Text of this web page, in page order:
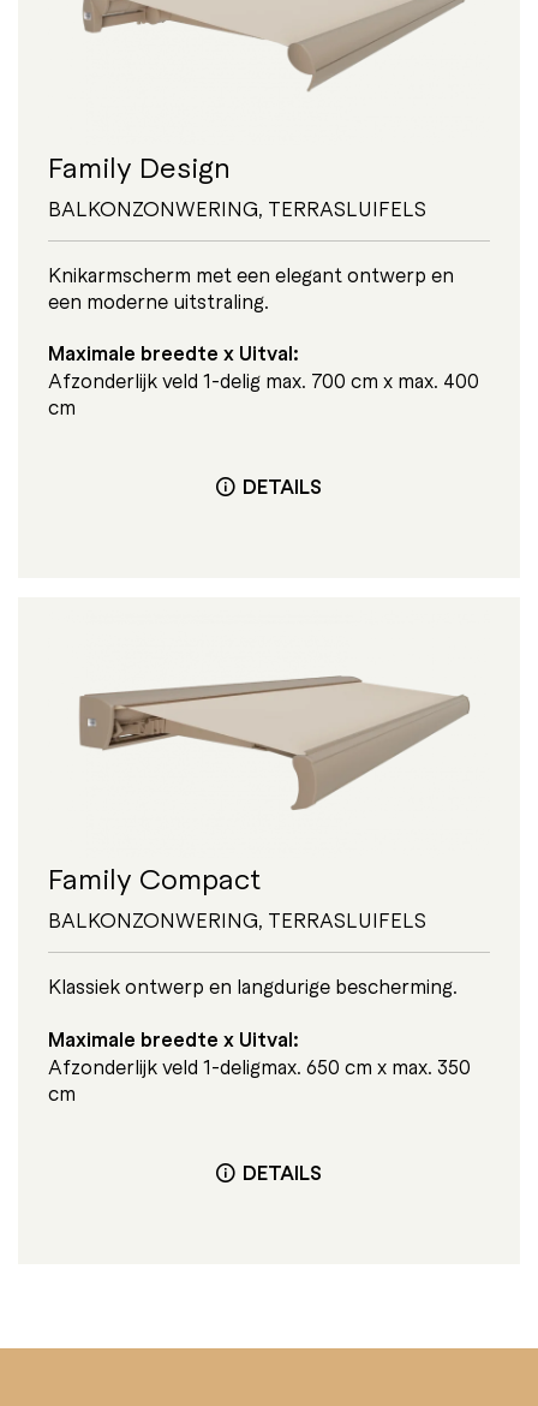
Family Design
BALKONZONWERING, TERRASLUIFELS
Knikarmscherm met een elegant ontwerp en
een moderne uitstraling.
Maximale breedte x Uitval:
Afzonderlijk veld 1-delig max. 700 cm x max. 400
cm
DETAILS
Family Compact
BALKONZONWERING, TERRASLUIFELS
Klassiek ontwerp en langdurige bescherming.
Maximale breedte x Uitval:
Afzonderlijk veld 1-deligmax. 650 cm x max. 350
cm
DETAILS